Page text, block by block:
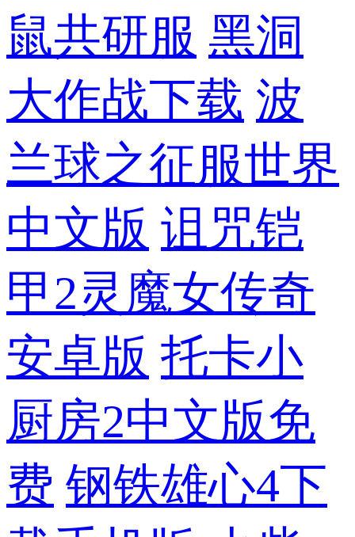
鼠共研服 黑洞
大作战下载 波
兰球之征服世界
中文版 诅咒铠
甲2灵魔女传奇
安卓版 托卡小
厨房2中文版免
费 钢铁雄心4下